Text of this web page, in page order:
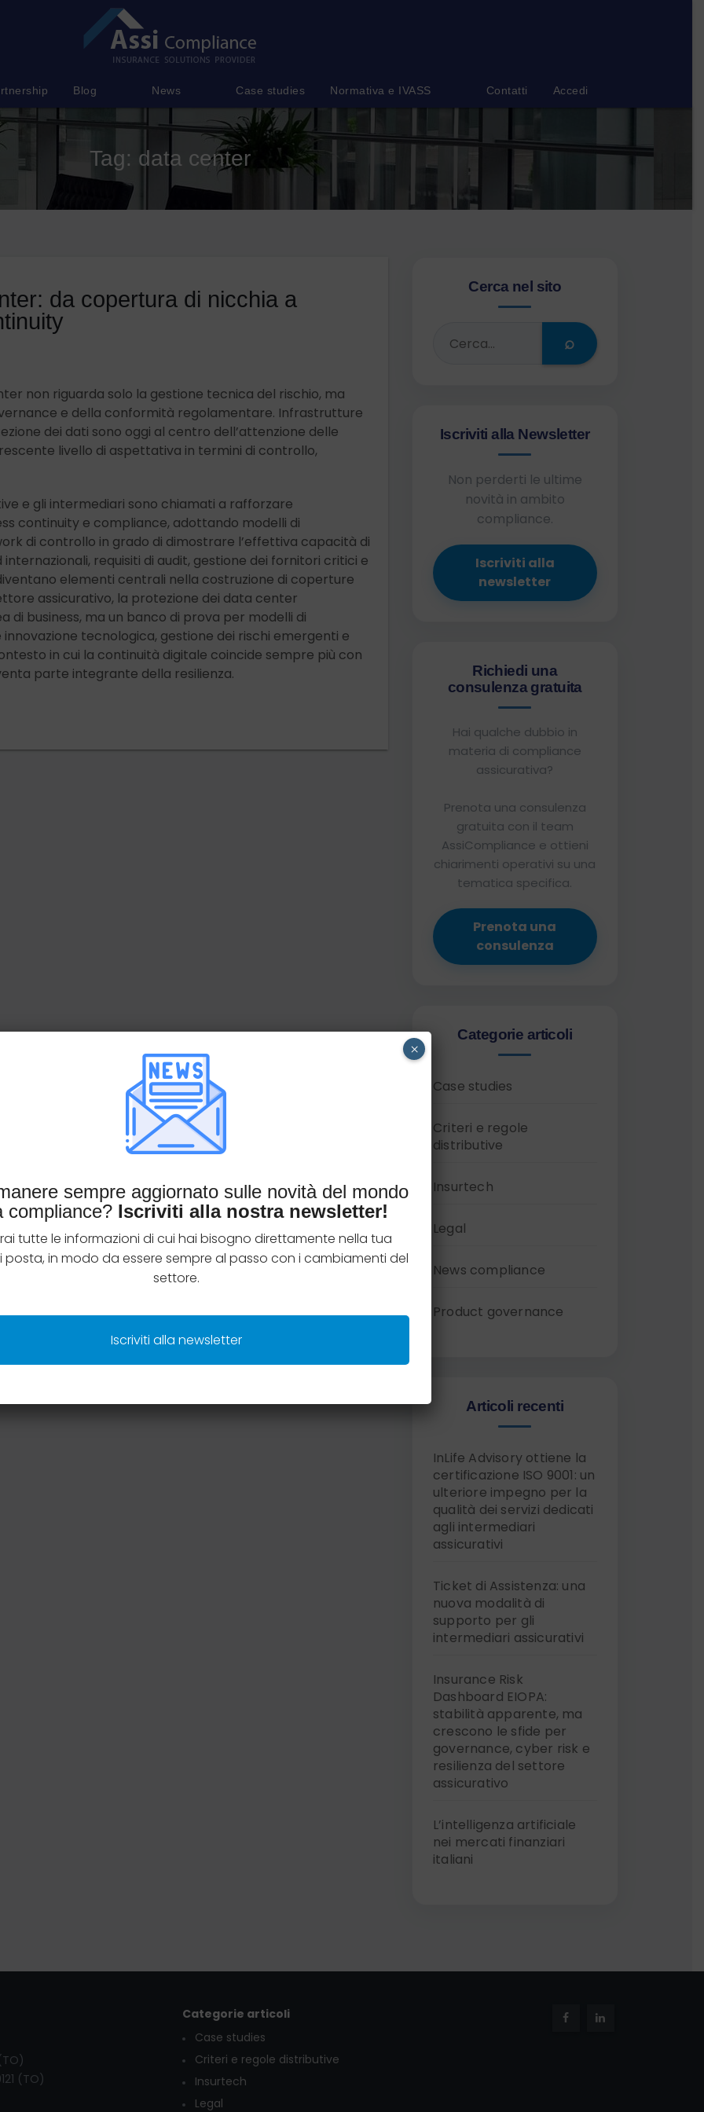
Blog News Case studies Normativa e IVASS Contatti Accedi
Tag: data center
da copertura di nicchia a
non riguarda solo la gestione tecnica del rischio, ma
e della conformità regolamentare. Infrastrutture
dei dati sono oggi al centro dell’attenzione delle
livello di aspettativa in termini di controllo,
e gli intermediari sono chiamati a rafforzare
continuity e compliance, adottando modelli di
di controllo in grado di dimostrare l’effettiva capacità di
requisiti di audit, gestione dei fornitori critici e
elementi centrali nella costruzione di coperture
assicurativo, la protezione dei data center
di business, ma un banco di prova per modelli di
tecnologica, gestione dei rischi emergenti e
in cui la continuità digitale coincide sempre più con
parte integrante della resilienza.
Cerca nel sito
⌕
Iscriviti alla Newsletter
Non perderti le ultime
novità in ambito
compliance.
Iscriviti alla
newsletter
Richiedi una
consulenza gratuita
Hai qualche dubbio in
materia di compliance
assicurativa?
Prenota una consulenza
gratuita con il team
AssiCompliance e ottieni
chiarimenti operativi su una
tematica specifica.
Prenota una
consulenza
Categorie articoli
Case studies
Criteri e regole
distributive
Insurtech
Legal
News compliance
Product governance
Articoli recenti
InLife Advisory ottiene la
certificazione ISO 9001: un
ulteriore impegno per la
qualità dei servizi dedicati
agli intermediari
assicurativi
Ticket di Assistenza: una
nuova modalità di
supporto per gli
intermediari assicurativi
Insurance Risk
Dashboard EIOPA:
stabilità apparente, ma
crescono le sfide per
governance, cyber risk e
resilienza del settore
assicurativo
L’intelligenza artificiale
nei mercati finanziari
italiani
(TO)
Categorie articoli
Case studies
Criteri e regole distributive
Insurtech
Legal
sempre aggiornato sulle novità del mondo
compliance? Iscriviti alla nostra newsletter!
tutte le informazioni di cui hai bisogno direttamente nella tua
posta, in modo da essere sempre al passo con i cambiamenti del
settore.
Iscriviti alla newsletter
×